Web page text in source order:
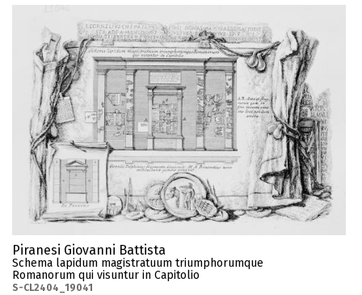
Piranesi Giovanni Battista
Schema lapidum magistratuum triumphorumque
Romanorum qui visuntur in Capitolio
S-CL2404_19041